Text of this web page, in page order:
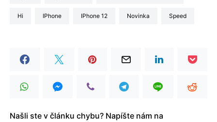
Hi iPhone iPhone 12 Novinka Speed
Našli ste v článku chybu? Napíšte nám na